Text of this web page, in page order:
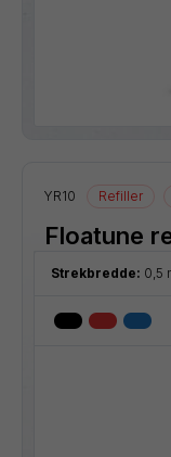
YR10 Refiller
Floatune
Strekbredde: 0,5